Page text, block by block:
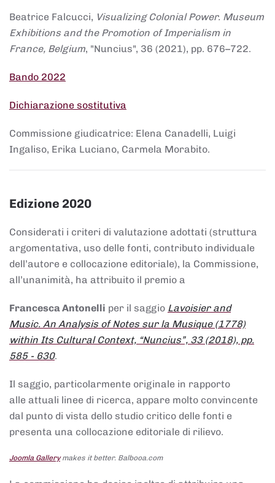
Beatrice Falcucci, Visualizing Colonial Power. Museum
Exhibitions and the Promotion of Imperialism in
France, Belgium, "Nuncius", 36 (2021), pp. 676–722.
Bando 2022
Dichiarazione sostitutiva
Commissione giudicatrice: Elena Canadelli, Luigi
Ingaliso, Erika Luciano, Carmela Morabito.
Edizione 2020
Considerati i criteri di valutazione adottati (struttura
argomentativa, uso delle fonti, contributo individuale
dell’autore e collocazione editoriale), la Commissione,
all’unanimità, ha attribuito il premio a
Francesca Antonelli per il saggio Lavoisier and
Music. An Analysis of Notes sur la Musique (1778)
within Its Cultural Context, “Nuncius”, 33 (2018), pp.
585 - 630.
Il saggio, particolarmente originale in rapporto
alle attuali linee di ricerca, appare molto convincente
dal punto di vista dello studio critico delle fonti e
presenta una collocazione editoriale di rilievo.
Joomla Gallerymakes it better. Balbooa.com